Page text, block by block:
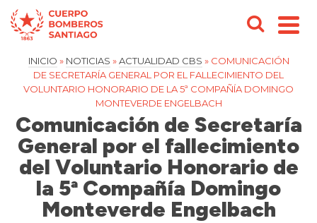
INICIO » NOTICIAS » ACTUALIDAD CBS » COMUNICACIÓN
DE SECRETARÍA GENERAL POR EL FALLECIMIENTO DEL
VOLUNTARIO HONORARIO DE LA 5ª COMPAÑÍA DOMINGO
MONTEVERDE ENGELBACH
Comunicación de Secretaría
General por el fallecimiento
del Voluntario Honorario de
la 5ª Compañía Domingo
Monteverde Engelbach